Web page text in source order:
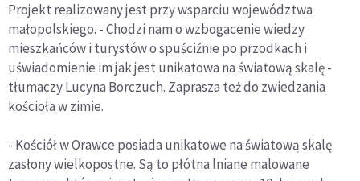
Projekt realizowany jest przy wsparciu województwa
małopolskiego. - Chodzi nam o wzbogacenie wiedzy
mieszkańców i turystów o spuściźnie po przodkach i
uświadomienie im jak jest unikatowa na światową skalę -
tłumaczy Lucyna Borczuch. Zaprasza też do zwiedzania
kościoła w zimie.
- Kościół w Orawce posiada unikatowe na światową skalę
zasłony wielkopostne. Są to płótna lniane malowane